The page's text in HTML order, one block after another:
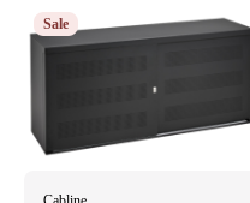
Sale